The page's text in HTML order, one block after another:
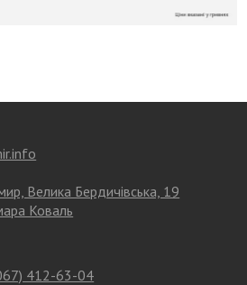
Велика Бердичівська, 19
Коваль
412-63-04